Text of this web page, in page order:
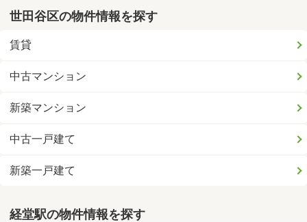
世田谷区の物件情報を探す
賃貸
中古マンション
新築マンション
中古一戸建て
新築一戸建て
経堂駅の物件情報を探す